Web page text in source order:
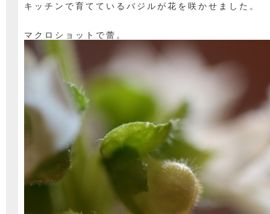
キッチンで育てているバジルが花を咲かせました。
マクロショットで蕾。